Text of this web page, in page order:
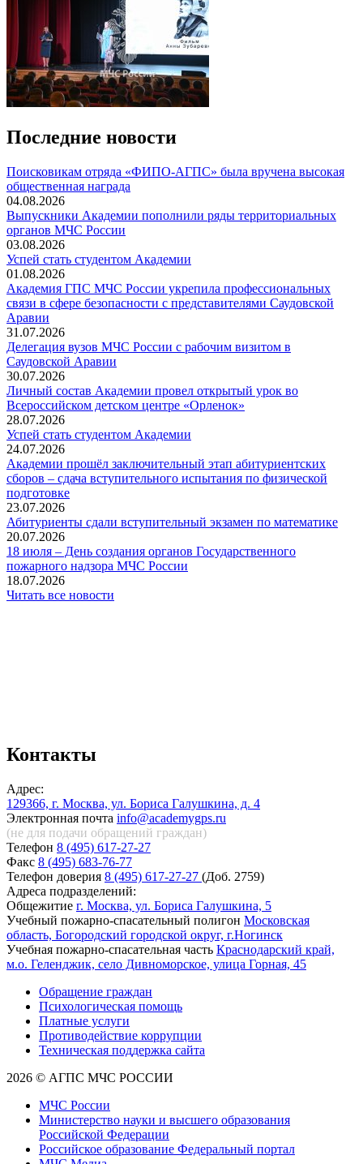
Последние новости
Поисковикам отряда «ФИПО-АГПС» была вручена высокая
общественная награда
04.08.2026
Выпускники Академии пополнили ряды территориальных
органов МЧС России
03.08.2026
Успей стать студентом Академии
01.08.2026
Академия ГПС МЧС России укрепила профессиональных
связи в сфере безопасности с представителями Саудовской
Аравии
31.07.2026
Делегация вузов МЧС России с рабочим визитом в
Саудовской Аравии
30.07.2026
Личный состав Академии провел открытый урок во
Всероссийском детском центре «Орленок»
28.07.2026
️Успей стать студентом Академии
24.07.2026
Академии прошёл заключительный этап абитуриентских
сборов – сдача вступительного испытания по физической
подготовке
23.07.2026
Абитуриенты сдали вступительный экзамен по математике
20.07.2026
18 июля – День создания органов Государственного
пожарного надзора МЧС России
18.07.2026
Читать все новости
Контакты
Адрес:
129366, г. Москва, ул. Бориса Галушкина, д. 4
Электронная почта info@academygps.ru
(не для подачи обращений граждан)
Телефон 8 (495) 617-27-27
Факс 8 (495) 683-76-77
Телефон доверия 8 (495) 617-27-27 (Доб. 2759)
Адреса подразделений:
Общежитие г. Москва, ул. Бориса Галушкина, 5
Учебный пожарно-спасательный полигон Московская
область, Богородский городской округ, г.Ногинск
Учебная пожарно-спасательная часть Краснодарский край,
м.о. Геленджик, село Дивноморское, улица Горная, 45
Обращение граждан
Психологическая помощь
Платные услуги
Противодействие коррупции
Техническая поддержка сайта
2026 © АГПС МЧС РОССИИ
МЧС России
Министерство науки и высшего образования
Российской Федерации
Российское образование Федеральный портал